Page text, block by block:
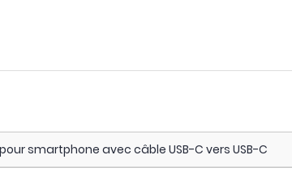
smartphone avec câble USB-C vers USB-C